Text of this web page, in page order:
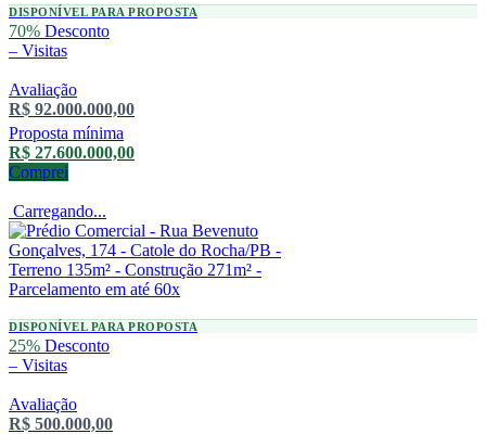
DISPONÍVEL PARA PROPOSTA
70% Desconto
– Visitas
Avaliação
R$ 92.000.000,00
Proposta mínima
R$ 27.600.000,00
Comprei
Carregando...
DISPONÍVEL PARA PROPOSTA
25% Desconto
– Visitas
Avaliação
R$ 500.000,00